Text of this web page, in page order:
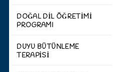
DOĞAL DİL ÖĞRETİMİ
PROGRAMI
DUYU BÜTÜNLEME
TERAPİSİ